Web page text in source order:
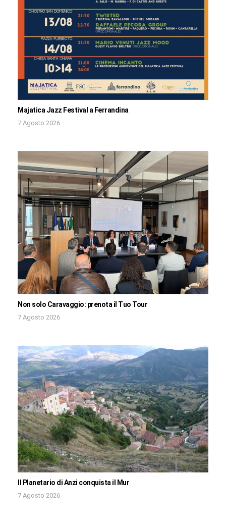
Majatica Jazz Festival a Ferrandina
7 Agosto 2026
Non solo Caravaggio: prenota il Tuo Tour
7 Agosto 2026
Il Planetario di Anzi conquista il Mur
7 Agosto 2026